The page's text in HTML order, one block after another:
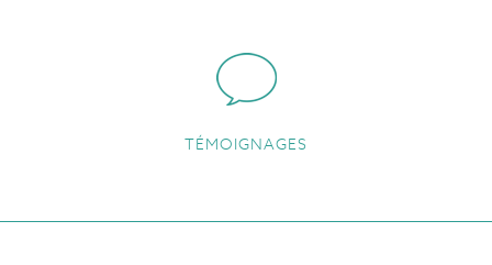
TÉMOIGNAGES